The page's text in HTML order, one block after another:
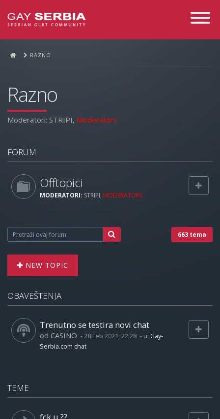
Toggle
RAZNO
Razno
Moderatori: STRIPI, Moderators
FORUM
Offtopici
MODERATORI: STRIPI, MODERATORS
663 tema
NEW TOPIC
OBAVEŠTENJA
Trenutno se testira novi chat
od CASINO -28 Feb 2021, 22:28 - u: Gay-
Serbia.com chat
TEME